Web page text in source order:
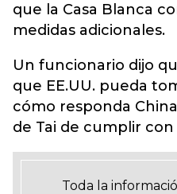
que la Casa Blanca
medidas adicionales.
Un funcionario dijo
que EE.UU. pueda
cómo responda
de Tai de cumplir
Toda la